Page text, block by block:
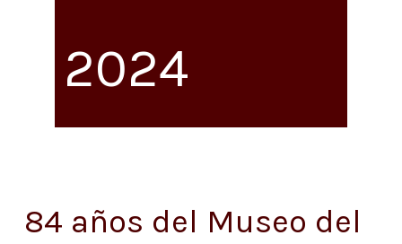
2024
84 años del Museo del
84